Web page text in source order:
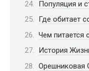
Популяция и
Где обитает
Чем питается
История
Орешниковая